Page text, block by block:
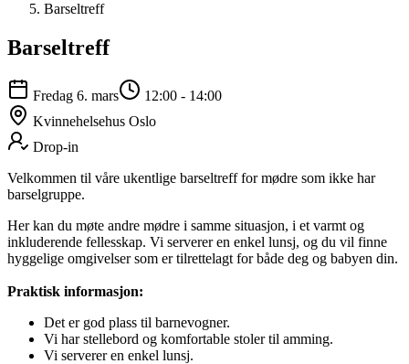
Barseltreff
Barseltreff
Fredag 6. mars 12:00 - 14:00
Kvinnehelsehus Oslo
Drop-in
Velkommen til våre ukentlige barseltreff for mødre som ikke har
barselgruppe.
Her kan du møte andre mødre i samme situasjon, i et varmt og
inkluderende fellesskap. Vi serverer en enkel lunsj, og du vil finne
hyggelige omgivelser som er tilrettelagt for både deg og babyen din.
Praktisk informasjon:
Det er god plass til barnevogner.
Vi har stellebord og komfortable stoler til amming.
Vi serverer en enkel lunsj.